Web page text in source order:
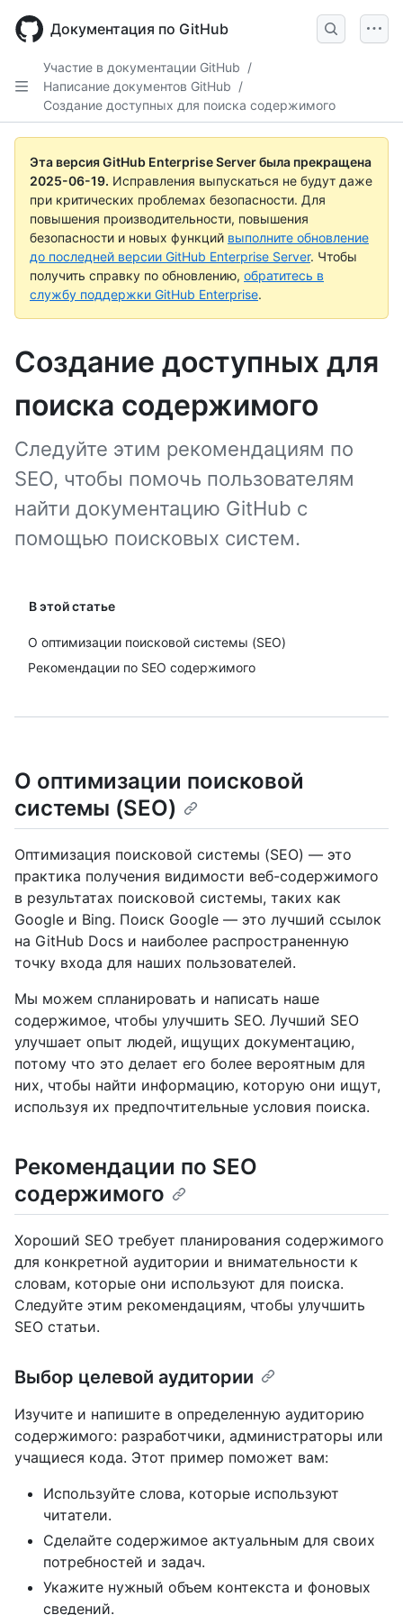
main
content
Документация по GitHub
Участие в документации GitHub /
Написание документов GitHub /
Создание доступных для поиска содержимого
Эта версия GitHub Enterprise Server была прекращена
2025-06-19. Исправления выпускаться не будут даже
при критических проблемах безопасности. Для
повышения производительности, повышения
безопасности и новых функций выполните обновление
до последней версии GitHub Enterprise Server. Чтобы
получить справку по обновлению, обратитесь в
службу поддержки GitHub Enterprise.
Создание доступных для
поиска содержимого
Следуйте этим рекомендациям по
SEO, чтобы помочь пользователям
найти документацию GitHub с
помощью поисковых систем.
В этой статье
О оптимизации поисковой системы (SEO)
Рекомендации по SEO содержимого
О оптимизации поисковой
системы (SEO)
Оптимизация поисковой системы (SEO) — это
практика получения видимости веб-содержимого
в результатах поисковой системы, таких как
Google и Bing. Поиск Google — это лучший ссылок
на GitHub Docs и наиболее распространенную
точку входа для наших пользователей.
Мы можем спланировать и написать наше
содержимое, чтобы улучшить SEO. Лучший SEO
улучшает опыт людей, ищущих документацию,
потому что это делает его более вероятным для
них, чтобы найти информацию, которую они ищут,
используя их предпочтительные условия поиска.
Рекомендации по SEO
содержимого
Хороший SEO требует планирования содержимого
для конкретной аудитории и внимательности к
словам, которые они используют для поиска.
Следуйте этим рекомендациям, чтобы улучшить
SEO статьи.
Выбор целевой аудитории
Изучите и напишите в определенную аудиторию
содержимого: разработчики, администраторы или
учащиеся кода. Этот пример поможет вам:
Используйте слова, которые используют
читатели.
Сделайте содержимое актуальным для своих
потребностей и задач.
Укажите нужный объем контекста и фоновых
сведений.